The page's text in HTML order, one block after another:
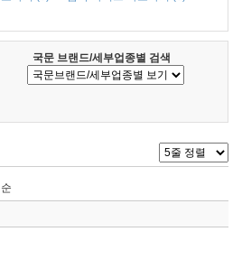
국문 브랜드/세부업종별 검색